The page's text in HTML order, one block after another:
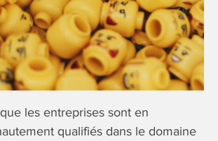
les entreprises sont en
qualifiés dans le domaine